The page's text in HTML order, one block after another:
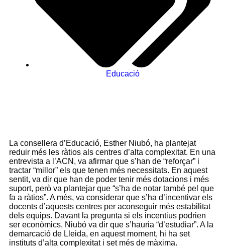
Educació
La consellera d’Educació, Esther Niubó, ha plantejat
reduir més les ràtios als centres d’alta complexitat. En una
entrevista a l’ACN, va afirmar que s’han de “reforçar” i
tractar “millor” els que tenen més necessitats. En aquest
sentit, va dir que han de poder tenir més dotacions i més
suport, però va plantejar que “s’ha de notar també pel que
fa a ràtios”. A més, va considerar que s’ha d’incentivar els
docents d’aquests centres per aconseguir més estabilitat
dels equips. Davant la pregunta si els incentius podrien
ser econòmics, Niubó va dir que s’hauria “d’estudiar”. A la
demarcació de Lleida, en aquest moment, hi ha set
instituts d’alta complexitat i set més de màxima.